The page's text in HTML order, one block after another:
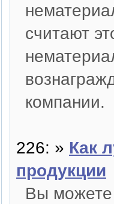
считают
компании.
226: » Как
продукции
Вы можете